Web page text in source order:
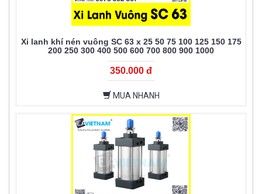
Xi lanh khí nén vuông SC 63 x 25 50 75 100 125 150 175
200 250 300 400 500 600 700 800 900 1000
350.000 đ
MUA NHANH